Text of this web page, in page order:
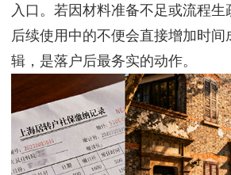
新
资
讯
联
系
我
们
入口。若因材料准备不足或流程生
后续使用中的不便会直接增加时间
辑，是落户后最务实的动作。